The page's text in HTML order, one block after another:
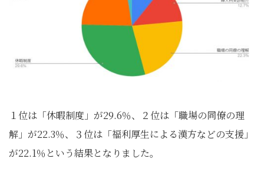
１位は「休暇制度」が29.6％、２位は「職場の同僚の理
解」が22.3％、３位は「福利厚生による漢方などの支援」
が22.1％という結果となりました。